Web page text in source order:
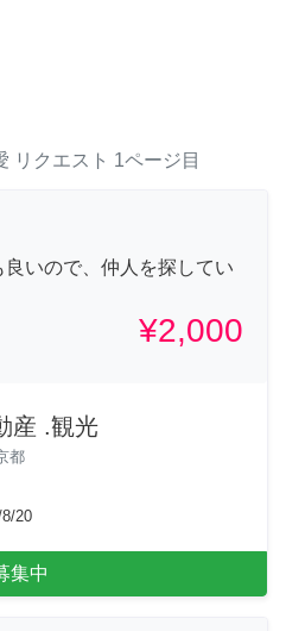
リクエスト 1ページ目
いので、仲人を探してい
¥2,000
産 .観光
都
20
集中